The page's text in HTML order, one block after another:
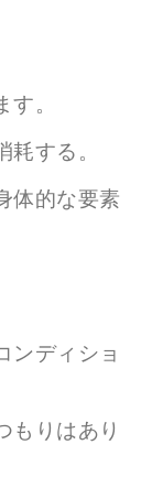
。
する。
体的な要素
ンディショ
もりはあり